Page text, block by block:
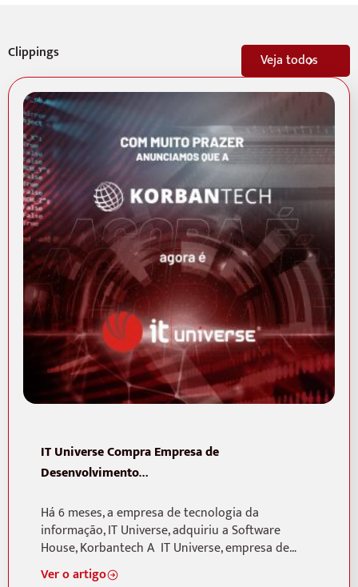
Clippings Veja todos
IT Universe Compra Empresa de
Desenvolvimento…
Há 6 meses, a empresa de tecnologia da
informação, IT Universe, adquiriu a Software
House, Korbantech A IT Universe, empresa de…
Ver o artigo